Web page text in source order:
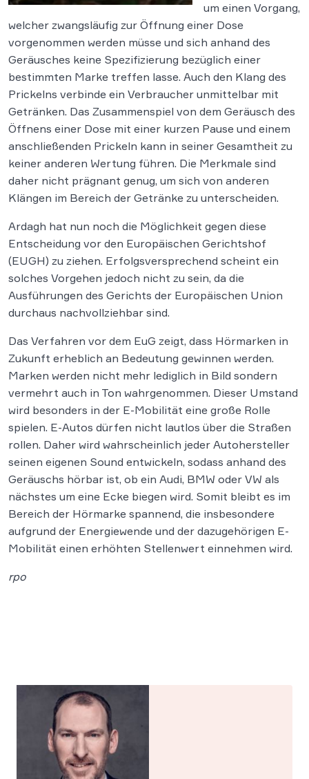
um einen Vorgang,
welcher zwangsläufig zur Öffnung einer Dose
vorgenommen werden müsse und sich anhand des
Geräusches keine Spezifizierung bezüglich einer
bestimmten Marke treffen lasse. Auch den Klang des
Prickelns verbinde ein Verbraucher unmittelbar mit
Getränken. Das Zusammenspiel von dem Geräusch des
Öffnens einer Dose mit einer kurzen Pause und einem
anschließenden Prickeln kann in seiner Gesamtheit zu
keiner anderen Wertung führen. Die Merkmale sind
daher nicht prägnant genug, um sich von anderen
Klängen im Bereich der Getränke zu unterscheiden.
Ardagh hat nun noch die Möglichkeit gegen diese
Entscheidung vor den Europäischen Gerichtshof
(EUGH) zu ziehen. Erfolgsversprechend scheint ein
solches Vorgehen jedoch nicht zu sein, da die
Ausführungen des Gerichts der Europäischen Union
durchaus nachvollziehbar sind.
Das Verfahren vor dem EuG zeigt, dass Hörmarken in
Zukunft erheblich an Bedeutung gewinnen werden.
Marken werden nicht mehr lediglich in Bild sondern
vermehrt auch in Ton wahrgenommen. Dieser Umstand
wird besonders in der E-Mobilität eine große Rolle
spielen. E-Autos dürfen nicht lautlos über die Straßen
rollen. Daher wird wahrscheinlich jeder Autohersteller
seinen eigenen Sound entwickeln, sodass anhand des
Geräuschs hörbar ist, ob ein Audi, BMW oder VW als
nächstes um eine Ecke biegen wird. Somit bleibt es im
Bereich der Hörmarke spannend, die insbesondere
aufgrund der Energiewende und der dazugehörigen E-
Mobilität einen erhöhten Stellenwert einnehmen wird.
rpo